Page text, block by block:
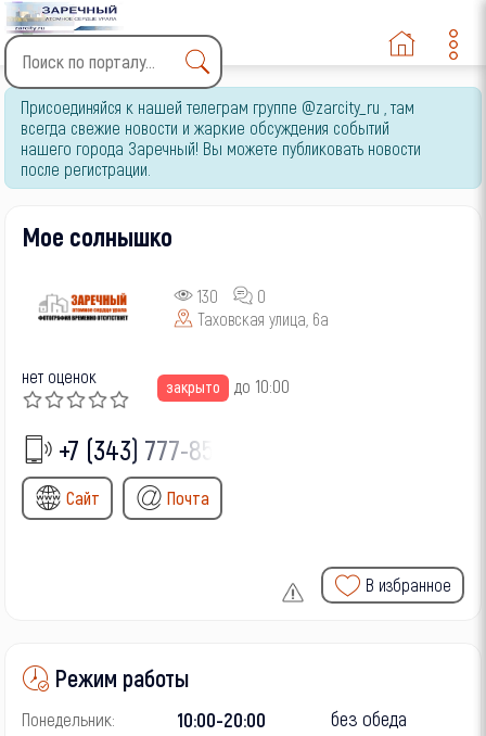
Type 2 or more characters
for results.
Присоединяйся к нашей телеграм группе @zarcity_ru , там
всегда свежие новости и жаркие обсуждения событий
нашего города Заречный! Вы можете публиковать новости
после регистрации.
Мое солнышко
130
0
Таховская улица, 6а
нет оценок закрыто до 10:00
+7 (343) 777-85-
Сайт Почта
В избранное
Режим работы
Понедельник: 10:00-20:00 без обеда